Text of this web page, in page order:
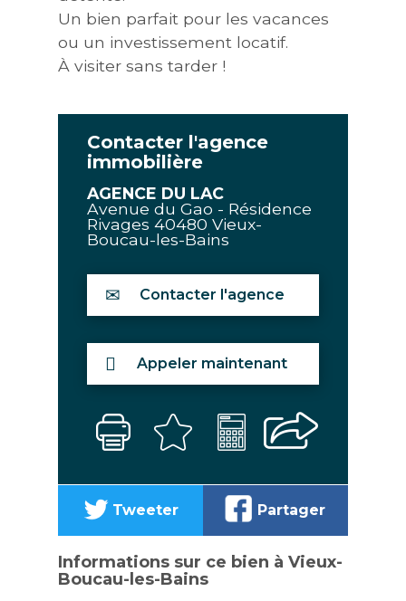
Un bien parfait pour les vacances
ou un investissement locatif.
À visiter sans tarder !
Contacter l'agence
immobilière
AGENCE DU LAC
Avenue du Gao - Résidence
Rivages 40480 Vieux-
Boucau-les-Bains
Contacter l'agence
Appeler maintenant
Tweeter Partager
Informations sur ce bien à Vieux-
Boucau-les-Bains